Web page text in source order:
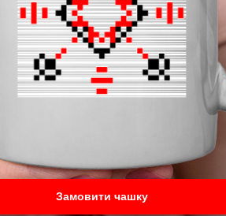
Замовити чашку